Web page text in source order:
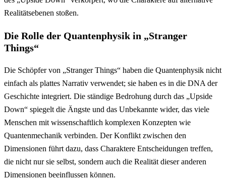
Realitätsebenen stoßen.
Die Rolle der Quantenphysik in „Stranger
Things“
Die Schöpfer von „Stranger Things“ haben die Quantenphysik nicht
einfach als plattes Narrativ verwendet; sie haben es in die DNA der
Geschichte integriert. Die ständige Bedrohung durch das „Upside
Down“ spiegelt die Ängste und das Unbekannte wider, das viele
Menschen mit wissenschaftlich komplexen Konzepten wie
Quantenmechanik verbinden. Der Konflikt zwischen den
Dimensionen führt dazu, dass Charaktere Entscheidungen treffen,
die nicht nur sie selbst, sondern auch die Realität dieser anderen
Dimensionen beeinflussen können.